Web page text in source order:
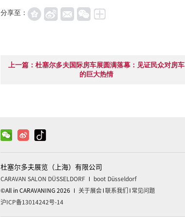
分享至：
上一篇：杜塞尔多夫国际房车展圆满落幕：见证民众对房车
的巨大热情
杜塞尔多夫展览（上海）有限公司
CARAVAN SALON DÜSSELDORF
boot Düsseldorf
©All in CARAVANING 2026
关于展会 联系我们
常见问题
沪ICP备13014242号-14